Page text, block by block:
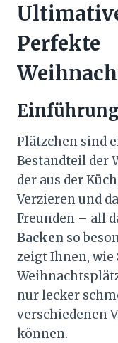
Perfekte
Einführung
Plätzchen sind
Bestandteil der
der aus der
Verzieren und
Freunden – all
Backen so
zeigt Ihnen, wie
nur lecker
verschiedenen
können.